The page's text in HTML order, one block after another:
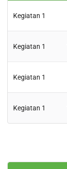
Kegiatan 1
Kegiatan 1
Kegiatan 1
Kegiatan 1